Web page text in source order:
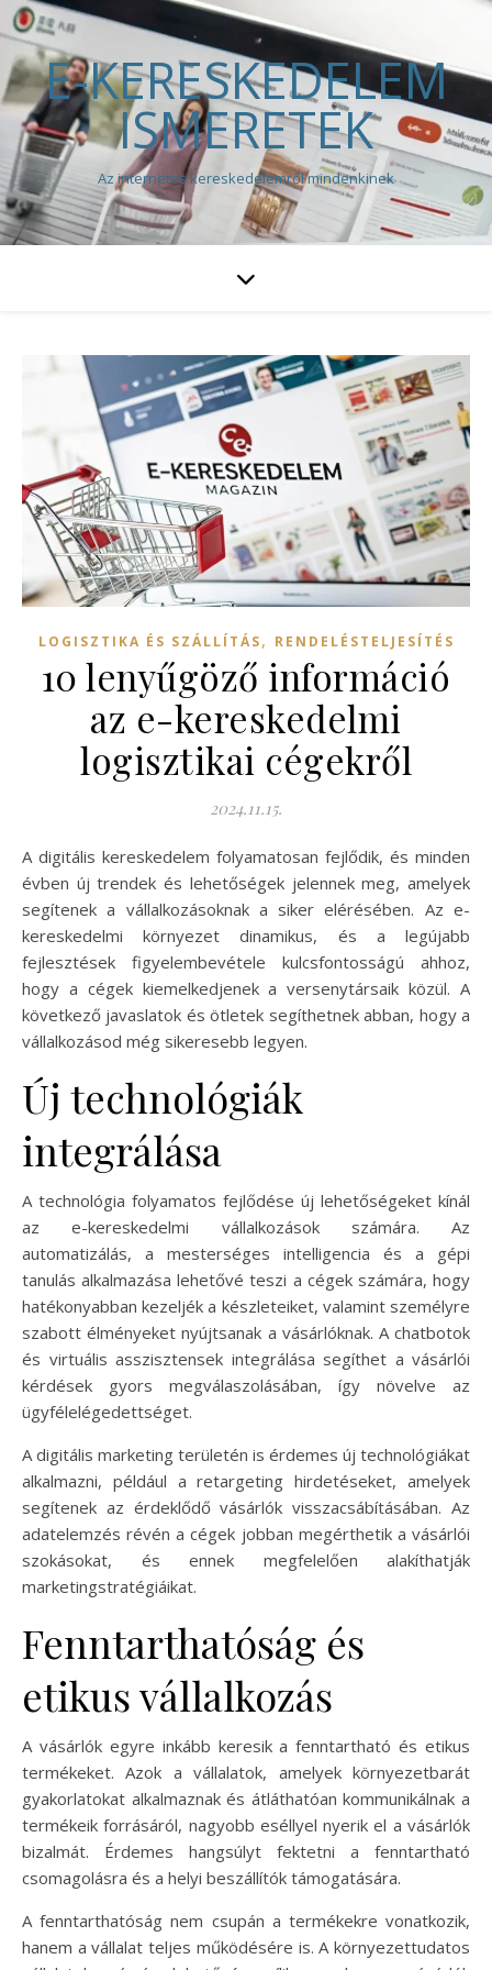
E-KERESKEDELEM
ISMERETEK
Az internetes kereskedelemről mindenkinek
LOGISZTIKA ÉS SZÁLLÍTÁS, RENDELÉSTELJESÍTÉS
10 lenyűgöző információ
az e-kereskedelmi
logisztikai cégekről
2024.11.15.
A digitális kereskedelem folyamatosan fejlődik, és minden
évben új trendek és lehetőségek jelennek meg, amelyek
segítenek a vállalkozásoknak a siker elérésében. Az e-
kereskedelmi környezet dinamikus, és a legújabb
fejlesztések figyelembevétele kulcsfontosságú ahhoz,
hogy a cégek kiemelkedjenek a versenytársaik közül. A
következő javaslatok és ötletek segíthetnek abban, hogy a
vállalkozásod még sikeresebb legyen.
Új technológiák
integrálása
A technológia folyamatos fejlődése új lehetőségeket kínál
az e-kereskedelmi vállalkozások számára. Az
automatizálás, a mesterséges intelligencia és a gépi
tanulás alkalmazása lehetővé teszi a cégek számára, hogy
hatékonyabban kezeljék a készleteiket, valamint személyre
szabott élményeket nyújtsanak a vásárlóknak. A chatbotok
és virtuális asszisztensek integrálása segíthet a vásárlói
kérdések gyors megválaszolásában, így növelve az
ügyfélelégedettséget.
A digitális marketing területén is érdemes új technológiákat
alkalmazni, például a retargeting hirdetéseket, amelyek
segítenek az érdeklődő vásárlók visszacsábításában. Az
adatelemzés révén a cégek jobban megérthetik a vásárlói
szokásokat, és ennek megfelelően alakíthatják
marketingstratégiáikat.
Fenntarthatóság és
etikus vállalkozás
A vásárlók egyre inkább keresik a fenntartható és etikus
termékeket. Azok a vállalatok, amelyek környezetbarát
gyakorlatokat alkalmaznak és átláthatóan kommunikálnak a
termékeik forrásáról, nagyobb eséllyel nyerik el a vásárlók
bizalmát. Érdemes hangsúlyt fektetni a fenntartható
csomagolásra és a helyi beszállítók támogatására.
A fenntarthatóság nem csupán a termékekre vonatkozik,
hanem a vállalat teljes működésére is. A környezettudatos